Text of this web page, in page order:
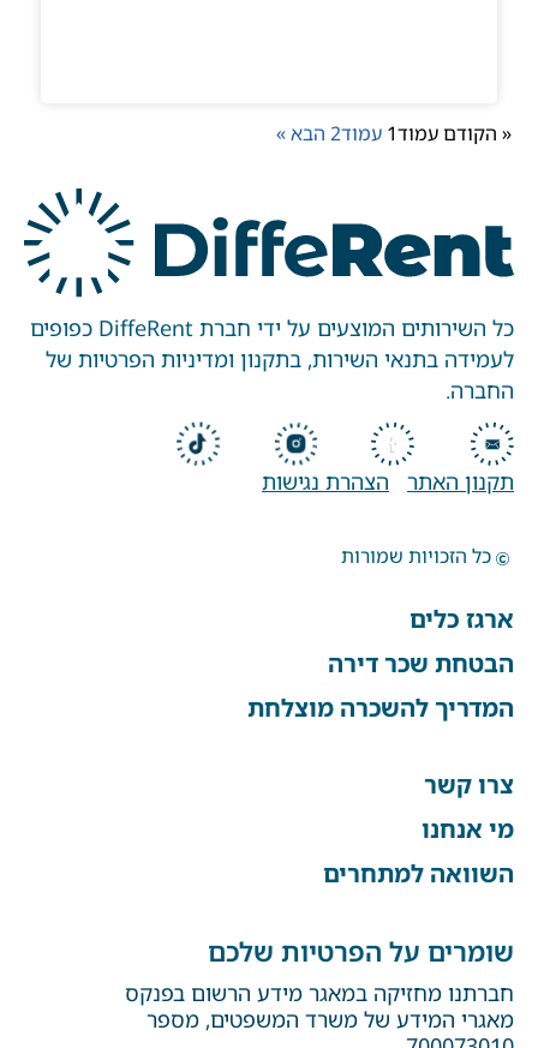
« הקודםעמוד1 עמוד2 הבא »
כל השירותים המוצעים על ידי חברת DiffeRent כפופים
לעמידה בתנאי השירות, בתקנון ומדיניות הפרטיות של
החברה.
תקנון האתר הצהרת נגישות
כל הזכויות שמורות
ארגז כלים
הבטחת שכר דירה
המדריך להשכרה מוצלחת
צרו קשר
מי אנחנו
השוואה למתחרים
שומרים על הפרטיות שלכם
חברתנו מחזיקה במאגר מידע הרשום בפנקס
מאגרי המידע של משרד המשפטים, מספר